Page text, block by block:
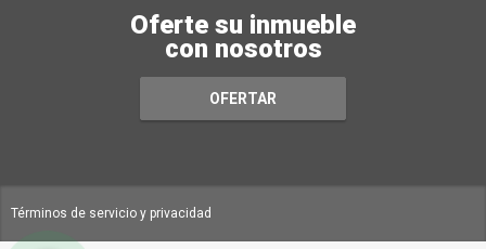
Oferte su inmueble
con nosotros
OFERTAR
Términos de servicio y privacidad